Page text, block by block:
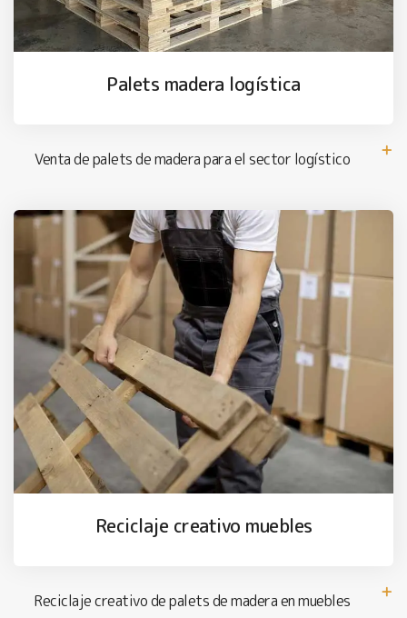
Palets madera logística
Venta de palets de madera para el sector logístico
Reciclaje creativo muebles
Reciclaje creativo de palets de madera en muebles